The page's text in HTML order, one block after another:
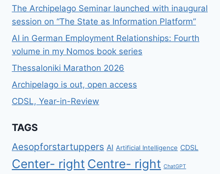
The Archipelago Seminar launched with inaugural
session on “The State as Information Platform”
AI in German Employment Relationships: Fourth
volume in my Nomos book series
Thessaloniki Marathon 2026
Archipelago is out, open access
CDSL, Year-in-Review
TAGS
Aesopforstartuppers AI Artificial Intelligence CDSL
Center- right Centre- right ChatGPT